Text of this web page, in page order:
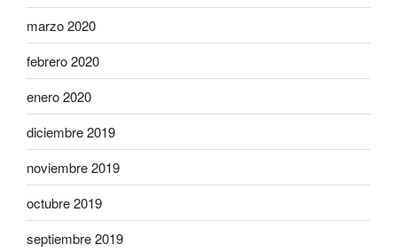
marzo 2020
febrero 2020
enero 2020
diciembre 2019
noviembre 2019
octubre 2019
septiembre 2019